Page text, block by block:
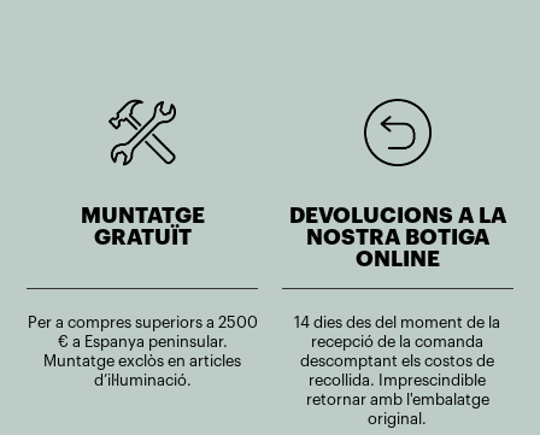
MUNTATGE
GRATUÏT
Per a compres superiors a 2500
€ a Espanya peninsular.
Muntatge exclòs en articles
d’il·luminació.
DEVOLUCIONS A LA
NOSTRA BOTIGA
ONLINE
14 dies des del moment de la
recepció de la comanda
descomptant els costos de
recollida. Imprescindible
retornar amb l'embalatge
original.